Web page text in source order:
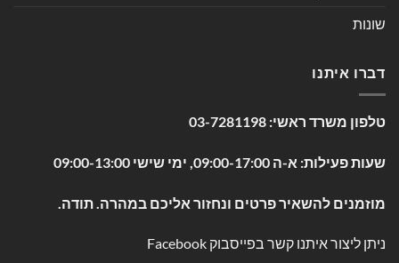
שונות
דברו איתנו
טלפון משרד ראשי: 03-7281198
שעות פעילות: א-ה 09:00-17:00, ימי שישי 09:00-13:00
מוזמנים להשאיר פרטים ונחזור אליכם במהרה. תודה.
ניתן ליצור איתנו קשר בפייסבוק Facebook